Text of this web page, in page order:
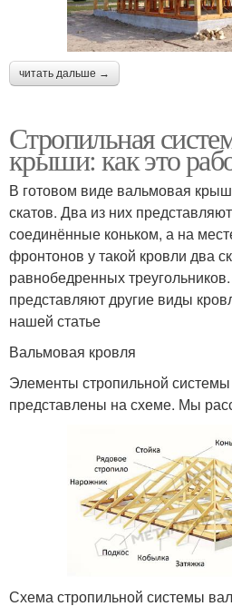
читать дальше →
Стропильная
крыши: как это
В готовом виде вальмовая
скатов. Два из них
соединённые коньком, а на
фронтонов у такой кровли два
равнобедренных
представляют другие виды
нашей статье
Вальмовая кровля
Элементы стропильной
представлены на схеме. Мы
Схема стропильной системы